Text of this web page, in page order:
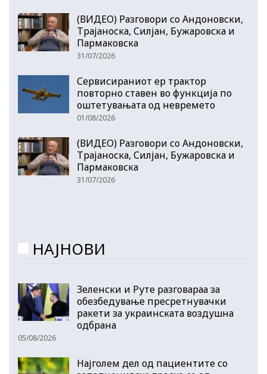
(ВИДЕО) Разговори со Андоновски,
Трајаноска, Силјан, Бужаровска и
Пармаковска
31/07/2026
Сервисираниот ер трактор
повторно ставен во функција по
оштетувањата од невремето
01/08/2026
(ВИДЕО) Разговори со Андоновски,
Трајаноска, Силјан, Бужаровска и
Пармаковска
31/07/2026
НАЈНОВИ
Зеленски и Руте разговараа за
обезбедување пресретнувачки
ракети за украинската воздушна
одбрана
05/08/2026
Најголем дел од пациентите сo